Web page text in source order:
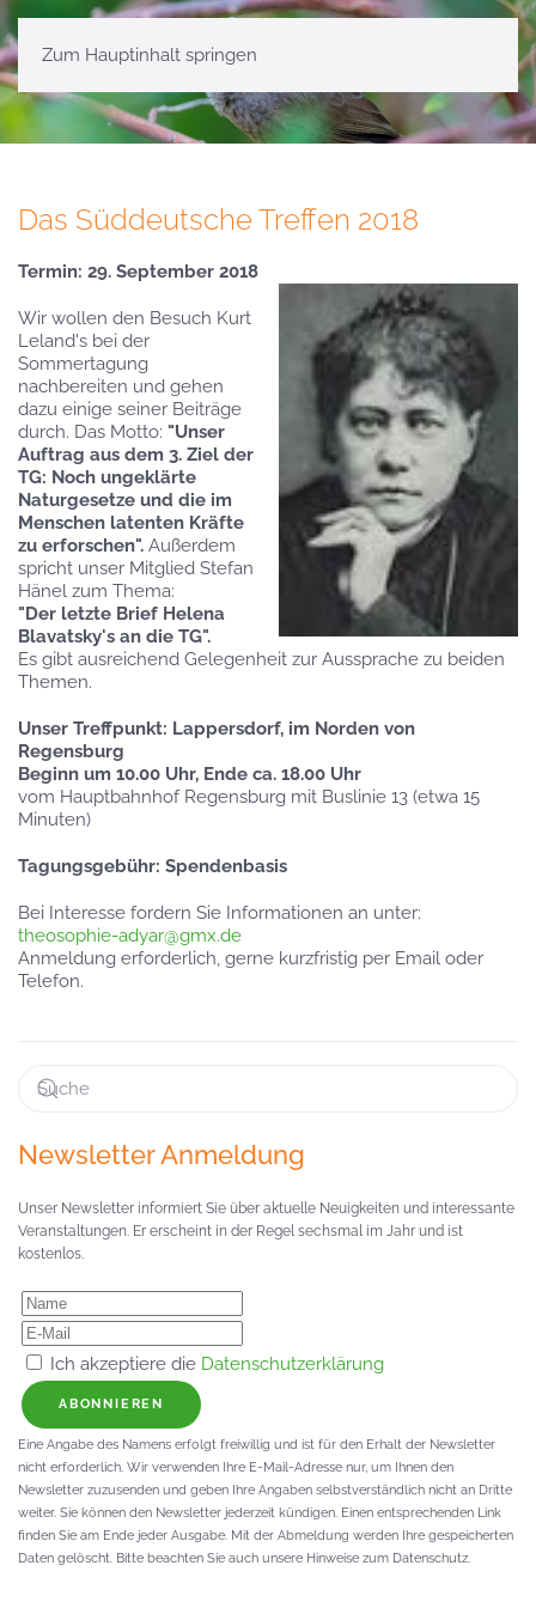
Zum Hauptinhalt springen
Das Süddeutsche Treffen 2018
Termin: 29. September 2018
Wir wollen den Besuch Kurt
Leland's bei der
Sommertagung
nachbereiten und gehen
dazu einige seiner Beiträge
durch. Das Motto: "Unser
Auftrag aus dem 3. Ziel der
TG: Noch ungeklärte
Naturgesetze und die im
Menschen latenten Kräfte
zu erforschen". Außerdem
spricht unser Mitglied Stefan
Hänel zum Thema:
"Der letzte Brief Helena
Blavatsky's an die TG".
Es gibt ausreichend Gelegenheit zur Aussprache zu beiden
Themen.
Unser Treffpunkt: Lappersdorf, im Norden von
Regensburg
Beginn um 10.00 Uhr, Ende ca. 18.00 Uhr
vom Hauptbahnhof Regensburg mit Buslinie 13 (etwa 15
Minuten)
Tagungsgebühr: Spendenbasis
Bei Interesse fordern Sie Informationen an unter:
theosophie-adyar@gmx.de
Anmeldung erforderlich, gerne kurzfristig per Email oder
Telefon.
Newsletter Anmeldung
Unser Newsletter informiert Sie über aktuelle Neuigkeiten und interessante
Veranstaltungen. Er erscheint in der Regel sechsmal im Jahr und ist
kostenlos.
Ich akzeptiere die Datenschutzerklärung
ABONNIEREN
Eine Angabe des Namens erfolgt freiwillig und ist für den Erhalt der Newsletter
nicht erforderlich. Wir verwenden Ihre E-Mail-Adresse nur, um Ihnen den
Newsletter zuzusenden und geben Ihre Angaben selbstverständlich nicht an Dritte
weiter. Sie können den Newsletter jederzeit kündigen. Einen entsprechenden Link
finden Sie am Ende jeder Ausgabe. Mit der Abmeldung werden Ihre gespeicherten
Daten gelöscht. Bitte beachten Sie auch unsere Hinweise zum Datenschutz.